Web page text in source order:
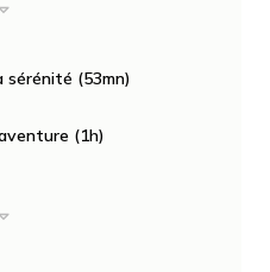
sérénité (53mn)
(1h)